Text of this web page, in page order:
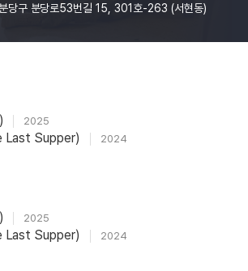
당구 분당로53번길 15, 301호-263 (서현동)
2025
Last Supper) 2024
2025
Last Supper) 2024